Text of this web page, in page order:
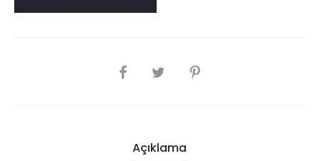
SHARE
Açıklama